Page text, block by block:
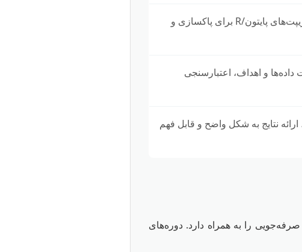
شناسایی منابع داده رایگان، استفاده از اسکریپت‌های پایتون/R برای پاکسازی و
داده‌ها و اهداف، اعتبارسنجی
ارائه نتایج به شکل واضح و قابل فهم
را به همراه دارد. دوره‌های